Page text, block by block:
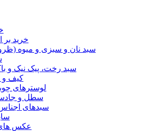
خرید
سبد نان و سبزی و میوه
سبد رخت، پیک نیک و
کیف و
لوسترهای
سطل و
سبدهای
عکس